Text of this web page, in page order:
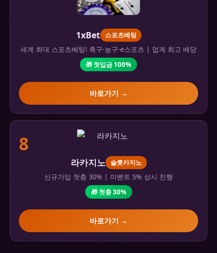
1xBet 스포츠베팅
세계 최대 스포츠베팅! 축구·농구·e스포츠 | 업계 최고 배당
🎁 첫입금 100%
바로가기 →
8
라카지노 슬롯카지노
신규가입 첫충 30% | 이벤트 5% 상시 진행
🎁 첫충 30%
바로가기 →